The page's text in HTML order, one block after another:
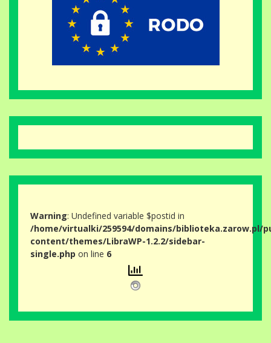
Warning: Undefined variable $postid in
/home/virtualki/259594/domains/biblioteka.zarow.pl/
content/themes/LibraWP-1.2.2/sidebar-
single.php on line 6